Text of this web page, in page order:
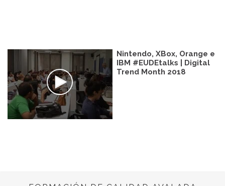
Nintendo, XBox, Orange e
IBM #EUDEtalks | Digital
Trend Month 2018